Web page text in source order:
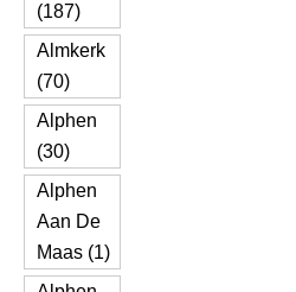
(187)
Almkerk
(70)
Alphen
(30)
Alphen
Aan De
Maas (1)